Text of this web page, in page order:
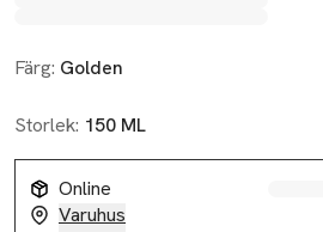
Färg: Golden
Storlek: 150 ML
Online
Varuhus